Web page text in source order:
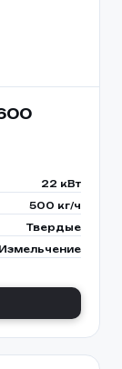
22 кВт
500 кг/ч
Твердые
Измельчение